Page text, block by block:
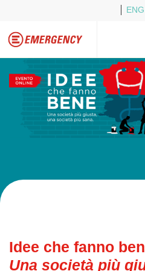
ENG
Idee che fanno
Una società più